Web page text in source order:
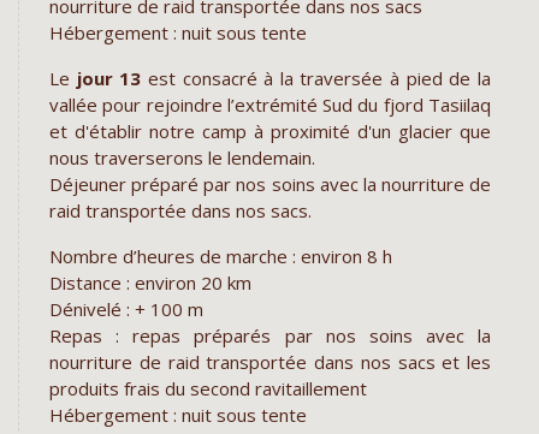
nourriture de raid transportée dans nos sacs
Hébergement : nuit sous tente
Le jour 13 est consacré à la traversée à pied de la
vallée pour rejoindre l’extrémité Sud du fjord Tasiilaq
et d'établir notre camp à proximité d'un glacier que
nous traverserons le lendemain.
Déjeuner préparé par nos soins avec la nourriture de
raid transportée dans nos sacs.
Nombre d’heures de marche : environ 8 h
Distance : environ 20 km
Dénivelé : + 100 m
Repas : repas préparés par nos soins avec la
nourriture de raid transportée dans nos sacs et les
produits frais du second ravitaillement
Hébergement : nuit sous tente